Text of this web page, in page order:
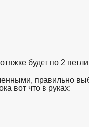
будет по 2 петли.
правильно
вот что в руках: